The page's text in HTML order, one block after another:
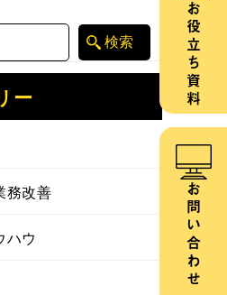
お役立ち資料
お問い合わせ
ー
務改善
ハウ